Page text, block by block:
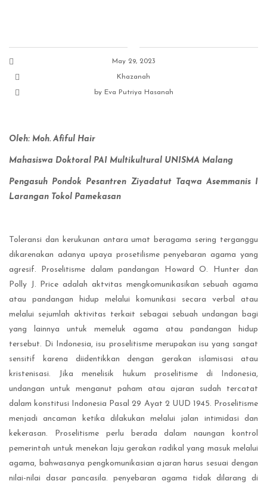
May 29, 2023
Khazanah
by Eva Putriya Hasanah
Oleh: Moh. Afiful Hair
Mahasiswa Doktoral PAI Multikultural UNISMA Malang
Pengasuh Pondok Pesantren Ziyadatut Taqwa Asemmanis I
Larangan Tokol Pamekasan
Toleransi dan kerukunan antara umat beragama sering terganggu
dikarenakan adanya upaya prosetilisme penyebaran agama yang
agresif. Proselitisme dalam pandangan Howard O. Hunter dan
Polly J. Price adalah aktvitas mengkomunikasikan sebuah agama
atau pandangan hidup melalui komunikasi secara verbal atau
melalui sejumlah aktivitas terkait sebagai sebuah undangan bagi
yang lainnya untuk memeluk agama atau pandangan hidup
tersebut. Di Indonesia, isu proselitisme merupakan isu yang sangat
sensitif karena diidentikkan dengan gerakan islamisasi atau
kristenisasi. Jika menelisik hukum proselitisme di Indonesia,
undangan untuk menganut paham atau ajaran sudah tercatat
dalam konstitusi Indonesia Pasal 29 Ayat 2 UUD 1945. Proselitisme
menjadi ancaman ketika dilakukan melalui jalan intimidasi dan
kekerasan. Proselitisme perlu berada dalam naungan kontrol
pemerintah untuk menekan laju gerakan radikal yang masuk melalui
agama, bahwasanya pengkomunikasian ajaran harus sesuai dengan
nilai-nilai dasar pancasila. penyebaran agama tidak dilarang di